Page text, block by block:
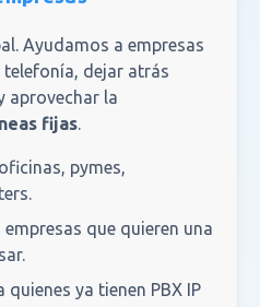
Ayudamos a empresas
dejar atrás
aprovechar la
fijas.
pymes,
empresas que quieren una
quienes ya tienen PBX IP